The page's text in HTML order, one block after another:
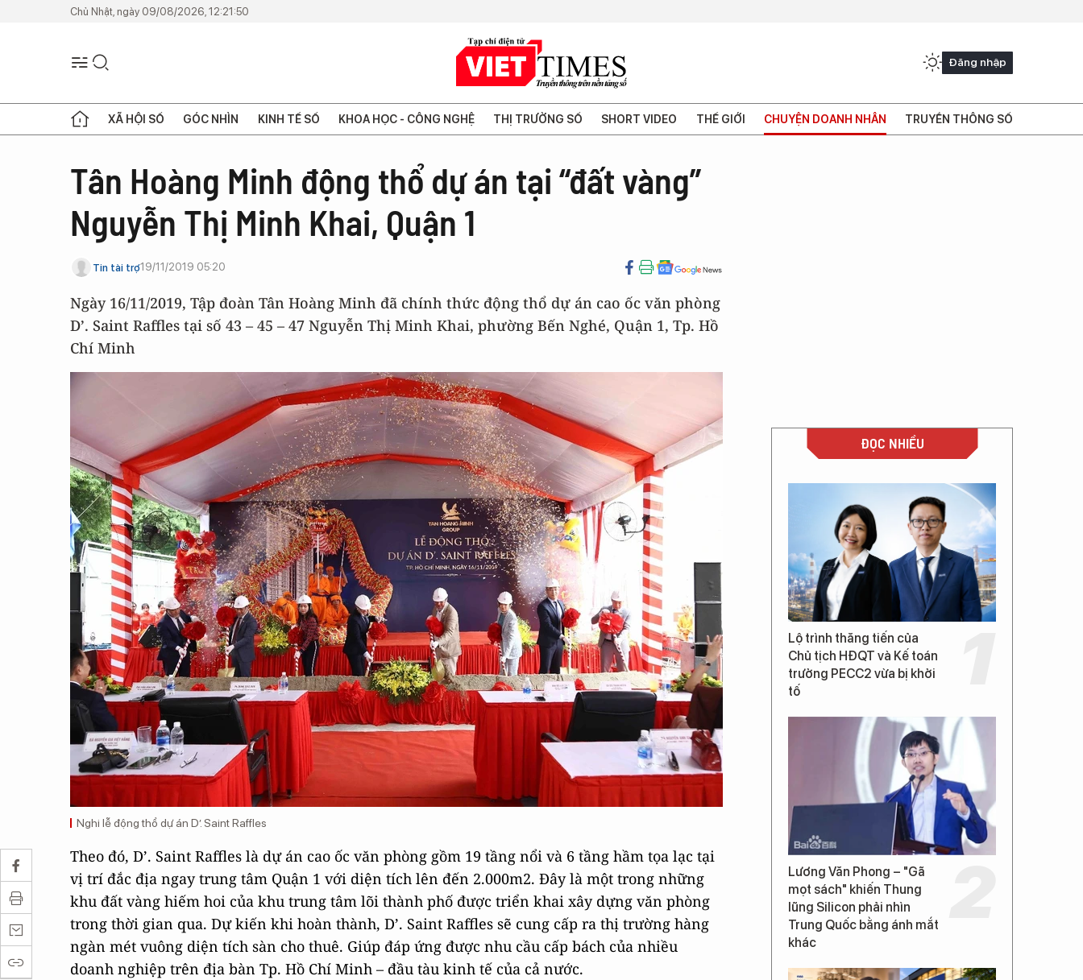
Chủ Nhật, ngày 09/08/2026, 12:21:50
Đăng nhập
XÃ HỘI SỐ GÓC NHÌN KINH TẾ SỐ KHOA HỌC - CÔNG NGHỆ THỊ TRƯỜNG SỐ SHORT VIDEO THẾ GIỚI CHUYỆN DOANH NHÂN TRUYỀN THÔNG SỐ
Tân Hoàng Minh động thổ dự án tại “đất vàng”
Nguyễn Thị Minh Khai, Quận 1
Tin tài trợ19/11/2019 05:20
Ngày 16/11/2019, Tập đoàn Tân Hoàng Minh đã chính thức động thổ dự án cao ốc văn phòng
D’. Saint Raffles tại số 43 – 45 – 47 Nguyễn Thị Minh Khai, phường Bến Nghé, Quận 1, Tp. Hồ
Chí Minh
Nghi lễ động thổ dự án D’. Saint Raffles
Theo đó, D’. Saint Raffles là dự án cao ốc văn phòng gồm 19 tầng nổi và 6 tầng hầm tọa lạc tại
vị trí đắc địa ngay trung tâm Quận 1 với diện tích lên đến 2.000m2. Đây là một trong những
khu đất vàng hiếm hoi của khu trung tâm lõi thành phố được triển khai xây dựng văn phòng
trong thời gian qua. Dự kiến khi hoàn thành, D’. Saint Raffles sẽ cung cấp ra thị trường hàng
ngàn mét vuông diện tích sàn cho thuê. Giúp đáp ứng được nhu cầu cấp bách của nhiều
doanh nghiệp trên địa bàn Tp. Hồ Chí Minh – đầu tàu kinh tế của cả nước.
ĐỌC NHIỀU
Lộ trình thăng tiến của
Chủ tịch HĐQT và Kế toán
trưởng PECC2 vừa bị khởi
tố
Lương Văn Phong – "Gã
mọt sách" khiến Thung
lũng Silicon phải nhìn
Trung Quốc bằng ánh mắt
khác